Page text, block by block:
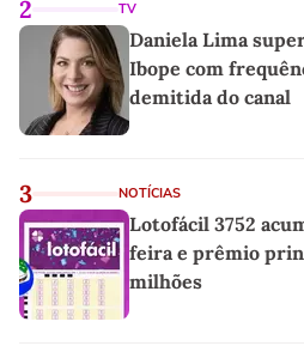
2 TV
Daniela Lima
Ibope com
demitida do canal
3 NOTÍCIAS
Lotofácil 3752
feira e prêmio
milhões